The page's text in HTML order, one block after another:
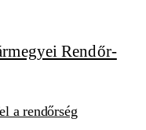
a rendőrség